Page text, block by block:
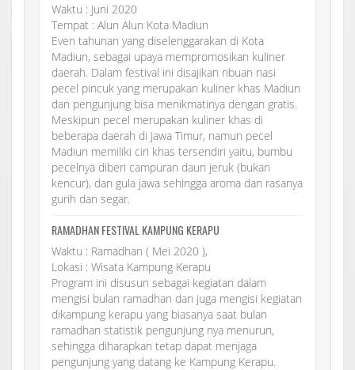
Waktu : Juni 2020
Tempat : Alun Alun Kota Madiun
Even tahunan yang diselenggarakan di Kota
Madiun, sebagai upaya mempromosikan kuliner
daerah. Dalam festival ini disajikan ribuan nasi
pecel pincuk yang merupakan kuliner khas Madiun
dan pengunjung bisa menikmatinya dengan gratis.
Meskipun pecel merupakan kuliner khas di
beberapa daerah di Jawa Timur, namun pecel
Madiun memiliki ciri khas tersendiri yaitu, bumbu
pecelnya diberi campuran daun jeruk (bukan
kencur), dan gula jawa sehingga aroma dan rasanya
gurih dan segar.
RAMADHAN FESTIVAL KAMPUNG KERAPU
Waktu : Ramadhan ( Mei 2020 ),
Lokasi : Wisata Kampung Kerapu
Program ini disusun sebagai kegiatan dalam
mengisi bulan ramadhan dan juga mengisi kegiatan
dikampung kerapu yang biasanya saat bulan
ramadhan statistik pengunjung nya menurun,
sehingga diharapkan tetap dapat menjaga
pengunjung yang datang ke Kampung Kerapu.